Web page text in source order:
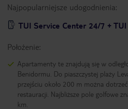
Najpopularniejsze udogodnienia:
TUI Service Center 24/7 +
Położenie:
Apartamenty te znajdują się w
Benidormu. Do piaszczystej plaży
przejściu około 200 m można
restauracji. Najbliższe pole golfowe
km.